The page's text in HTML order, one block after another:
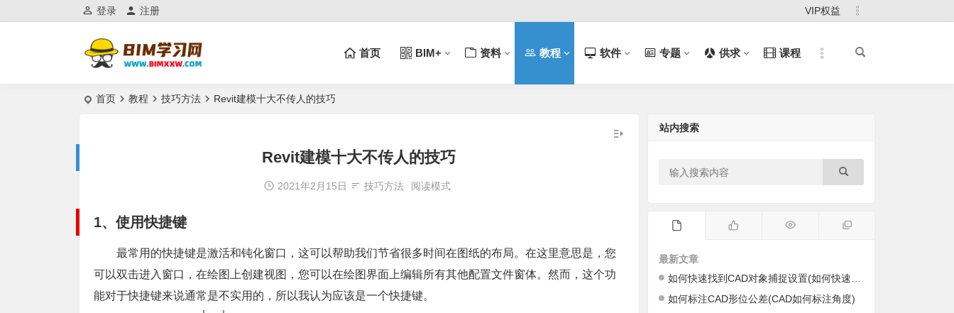
登录 注册 VIP权益
首页 BIM+ 资料 教程 软件 专题 供求 课程
首页 教程 技巧方法 Revit建模十大不传人的技巧
Revit建模十大不传人的技巧
2021年2月15日 技巧方法 阅读模式
1、使用快捷键
最常用的快捷键是激活和钝化窗口，这可以帮助我们节省很多时间在图纸的布局。在这里意思是，您
可以双击进入窗口，在绘图上创建视图 ，您可以在绘图界面上编辑所有其他配置文件窗体。然而，这个功
能对于快捷键来说通常是不实用的，所以我认为应该是一个快捷键。
站内搜索
最新文章
如何快速找到CAD对象捕捉设置(如何快速找到cad里的图)
如何标注CAD形位公差(CAD如何标注角度)